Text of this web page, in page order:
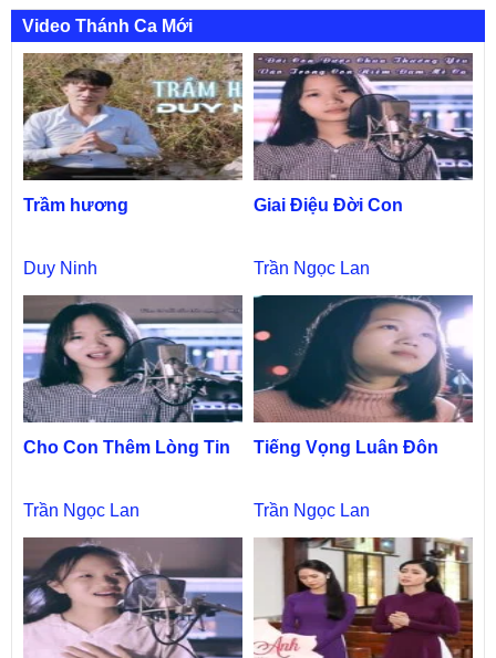
Video Thánh Ca Mới
Trầm hương
Duy Ninh
Giai Điệu Đời Con
Trần Ngọc Lan
Cho Con Thêm Lòng Tin
Trần Ngọc Lan
Tiếng Vọng Luân Đôn
Trần Ngọc Lan